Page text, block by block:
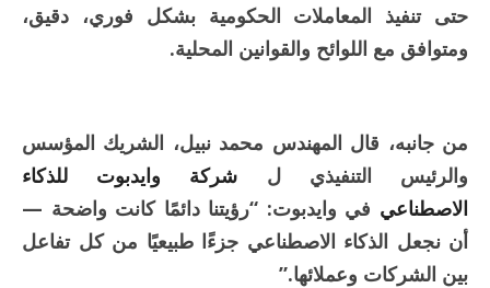
حتى تنفيذ المعاملات الحكومية بشكل فوري، دقيق،
ومتوافق مع اللوائح والقوانين المحلية.
من جانبه، قال المهندس محمد نبيل، الشريك المؤسس
والرئيس التنفيذي ل
شركة وايدبوت للذكاء
الاصطناعيفي وايدبوت: “رؤيتنا دائمًا كانت واضحة —
أن نجعل الذكاء الاصطناعي جزءًا طبيعيًا من كل تفاعل
بين الشركات وعملائها.”